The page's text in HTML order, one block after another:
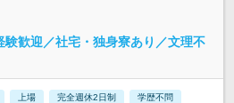
験歓迎／社宅・独身寮あり／文理不
上場 完全週休2日制 学歴不問